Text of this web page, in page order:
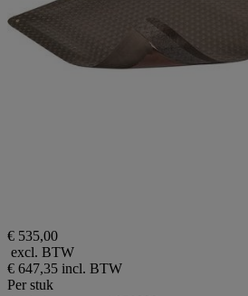
€ 535,00
excl. BTW
€ 647,35 incl. BTW
Per stuk